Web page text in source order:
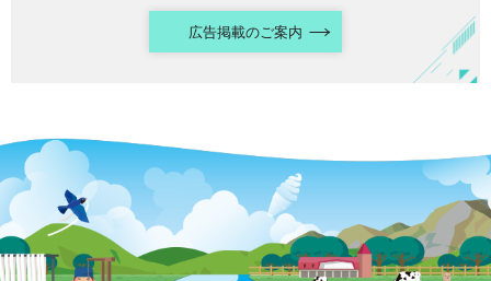
広告掲載のご案内